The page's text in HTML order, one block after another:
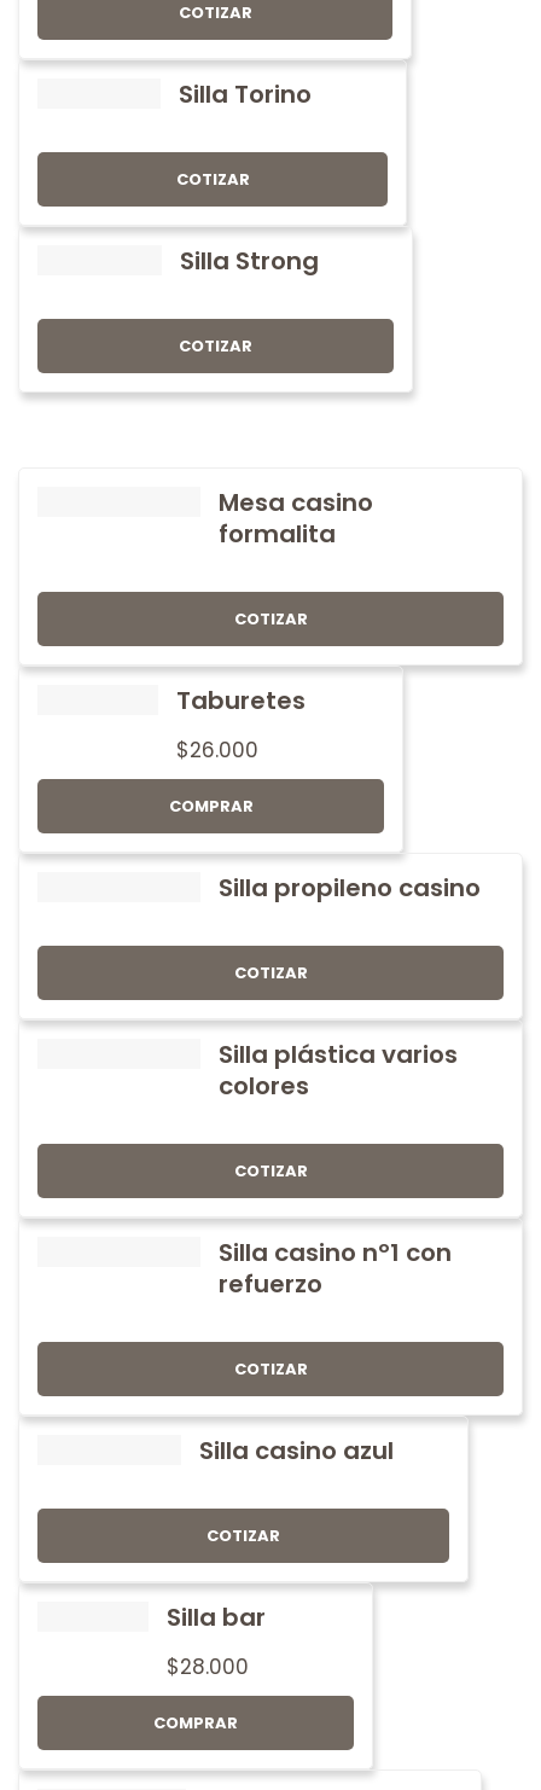
COTIZAR
Silla Torino
COTIZAR
Silla Strong
COTIZAR
Mesa casino
formalita
COTIZAR
Taburetes
$26.000
COMPRAR
Silla propileno casino
COTIZAR
Silla plástica varios
colores
COTIZAR
Silla casino nº1 con
refuerzo
COTIZAR
Silla casino azul
COTIZAR
Silla bar
$28.000
COMPRAR